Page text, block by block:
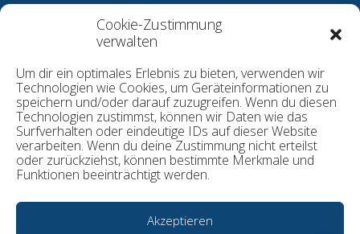
Cookie-Zustimmung
verwalten
Um dir ein optimales Erlebnis zu bieten, verwenden wir
Technologien wie Cookies, um Geräteinformationen zu
speichern und/oder darauf zuzugreifen. Wenn du diesen
Technologien zustimmst, können wir Daten wie das
Surfverhalten oder eindeutige IDs auf dieser Website
verarbeiten. Wenn du deine Zustimmung nicht erteilst
oder zurückziehst, können bestimmte Merkmale und
Funktionen beeinträchtigt werden.
Akzeptieren
Carl-Theodor-Straße 8a
68723 Schwetzingen
E-Mail:geschaeftsstelle@tv1864.de
Datenschutzerklärung
Kontakt
Cookie-Richtlinie
© TV Schwetzingen 1864 e.V.